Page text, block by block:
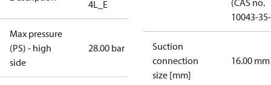
4L_E
Max pressure
(PS) - high
side
28.00 bar
(CAS no.
10043-
Suction
connection
size [mm]
16.00 mm